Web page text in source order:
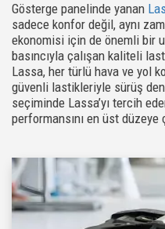
Gösterge panelinde yanan
sadece konfor değil, aynı
ekonomisi için de önemli bir
basıncıyla çalışan kaliteli
Lassa, her türlü hava ve yol
güvenli lastikleriyle sürüş
seçiminde Lassa’yı tercih
performansını en üst düzeye